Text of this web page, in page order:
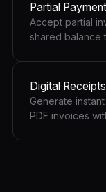
Partial
Accept partial
shared balance
Digital
Generate
PDF invoices